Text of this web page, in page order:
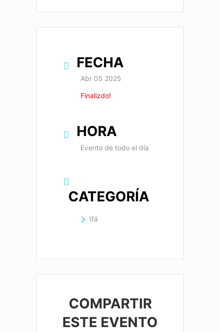
FECHA
Abr 05 2025
Finalizdo!
HORA
Evento de todo el día
CATEGORÍA
Ifá
COMPARTIR
ESTE EVENTO